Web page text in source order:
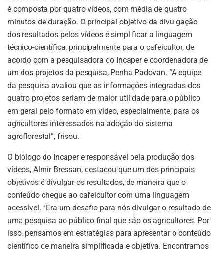
é composta por quatro vídeos, com média de quatro
minutos de duração. O principal objetivo da divulgação
dos resultados pelos vídeos é simplificar a linguagem
técnico-científica, principalmente para o cafeicultor, de
acordo com a pesquisadora do Incaper e coordenadora de
um dos projetos da pesquisa, Penha Padovan. “A equipe
da pesquisa avaliou que as informações integradas dos
quatro projetos seriam de maior utilidade para o público
em geral pelo formato em vídeo, especialmente, para os
agricultores interessados na adoção do sistema
agroflorestal”, frisou.
O biólogo do Incaper e responsável pela produção dos
vídeos, Almir Bressan, destacou que um dos principais
objetivos é divulgar os resultados, de maneira que o
conteúdo chegue ao cafeicultor com uma linguagem
acessível. “Era um desafio para nós divulgar o resultado de
uma pesquisa ao público final que são os agricultores. Por
isso, pensamos em estratégias para apresentar o conteúdo
científico de maneira simplificada e objetiva. Encontramos